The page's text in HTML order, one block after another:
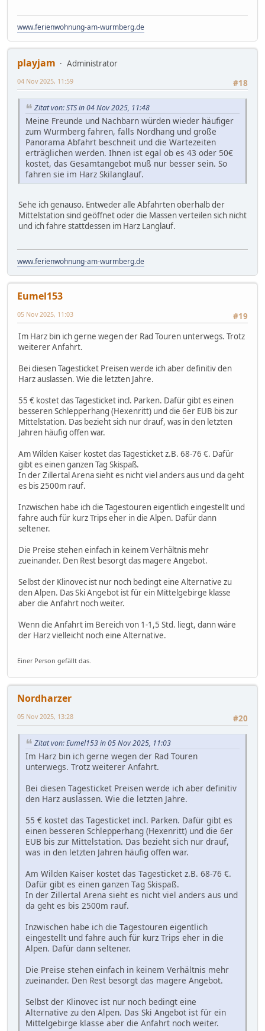
www.ferienwohnung-am-wurmberg.de
playjam
Administrator
#18
04 Nov 2025, 11:59
Zitat von: STS in 04 Nov 2025, 11:48
Meine Freunde und Nachbarn würden wieder häufiger
zum Wurmberg fahren, falls Nordhang und große
Panorama Abfahrt beschneit und die Wartezeiten
erträglichen werden. Ihnen ist egal ob es 43 oder 50€
kostet, das Gesamtangebot muß nur besser sein. So
fahren sie im Harz Skilanglauf.
Sehe ich genauso. Entweder alle Abfahrten oberhalb der
Mittelstation sind geöffnet oder die Massen verteilen sich nicht
und ich fahre stattdessen im Harz Langlauf.
www.ferienwohnung-am-wurmberg.de
Eumel153
#19
05 Nov 2025, 11:03
Im Harz bin ich gerne wegen der Rad Touren unterwegs. Trotz
weiterer Anfahrt.
Bei diesen Tagesticket Preisen werde ich aber definitiv den
Harz auslassen. Wie die letzten Jahre.
55 € kostet das Tagesticket incl. Parken. Dafür gibt es einen
besseren Schlepperhang (Hexenritt) und die 6er EUB bis zur
Mittelstation. Das bezieht sich nur drauf, was in den letzten
Jahren häufig offen war.
Am Wilden Kaiser kostet das Tagesticket z.B. 68-76 €. Dafür
gibt es einen ganzen Tag Skispaß.
In der Zillertal Arena sieht es nicht viel anders aus und da geht
es bis 2500m rauf.
Inzwischen habe ich die Tagestouren eigentlich eingestellt und
fahre auch für kurz Trips eher in die Alpen. Dafür dann
seltener.
Die Preise stehen einfach in keinem Verhältnis mehr
zueinander. Den Rest besorgt das magere Angebot.
Selbst der Klinovec ist nur noch bedingt eine Alternative zu
den Alpen. Das Ski Angebot ist für ein Mittelgebirge klasse
aber die Anfahrt noch weiter.
Wenn die Anfahrt im Bereich von 1-1,5 Std. liegt, dann wäre
der Harz vielleicht noch eine Alternative.
Einer Person gefällt das.
Nordharzer
#20
05 Nov 2025, 13:28
Zitat von: Eumel153 in 05 Nov 2025, 11:03
Im Harz bin ich gerne wegen der Rad Touren
unterwegs. Trotz weiterer Anfahrt.
Bei diesen Tagesticket Preisen werde ich aber definitiv
den Harz auslassen. Wie die letzten Jahre.
55 € kostet das Tagesticket incl. Parken. Dafür gibt es
einen besseren Schlepperhang (Hexenritt) und die 6er
EUB bis zur Mittelstation. Das bezieht sich nur drauf,
was in den letzten Jahren häufig offen war.
Am Wilden Kaiser kostet das Tagesticket z.B. 68-76 €.
Dafür gibt es einen ganzen Tag Skispaß.
In der Zillertal Arena sieht es nicht viel anders aus und
da geht es bis 2500m rauf.
Inzwischen habe ich die Tagestouren eigentlich
eingestellt und fahre auch für kurz Trips eher in die
Alpen. Dafür dann seltener.
Die Preise stehen einfach in keinem Verhältnis mehr
zueinander. Den Rest besorgt das magere Angebot.
Selbst der Klinovec ist nur noch bedingt eine
Alternative zu den Alpen. Das Ski Angebot ist für ein
Mittelgebirge klasse aber die Anfahrt noch weiter.